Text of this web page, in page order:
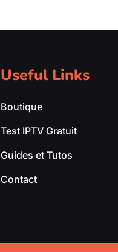
Useful Links
Boutique
Test IPTV Gratuit
Guides et Tutos
Contact